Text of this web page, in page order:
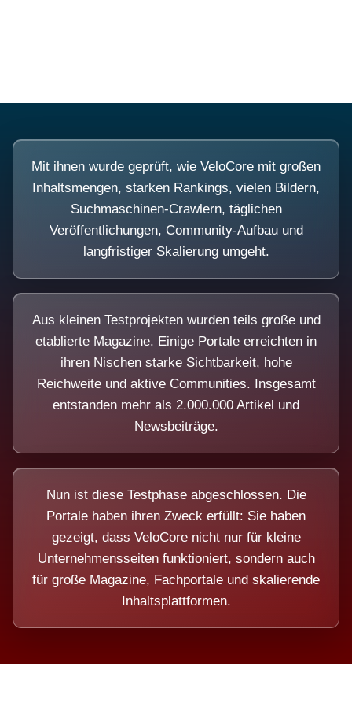
Mit ihnen wurde geprüft, wie VeloCore mit großen
Inhaltsmengen, starken Rankings, vielen Bildern,
Suchmaschinen-Crawlern, täglichen
Veröffentlichungen, Community-Aufbau und
langfristiger Skalierung umgeht.
Aus kleinen Testprojekten wurden teils große und
etablierte Magazine. Einige Portale erreichten in
ihren Nischen starke Sichtbarkeit, hohe
Reichweite und aktive Communities. Insgesamt
entstanden mehr als 2.000.000 Artikel und
Newsbeiträge.
Nun ist diese Testphase abgeschlossen. Die
Portale haben ihren Zweck erfüllt: Sie haben
gezeigt, dass VeloCore nicht nur für kleine
Unternehmensseiten funktioniert, sondern auch
für große Magazine, Fachportale und skalierende
Inhaltsplattformen.